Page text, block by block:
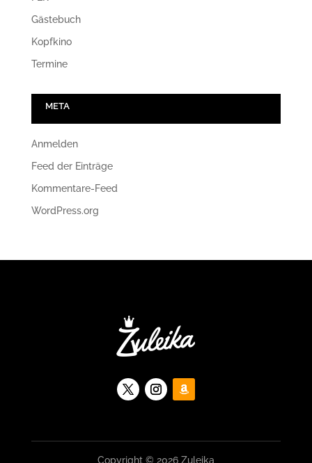
Gästebuch
Kopfkino
Termine
META
Anmelden
Feed der Einträge
Kommentare-Feed
WordPress.org
Copyright © 2026 Zuleika